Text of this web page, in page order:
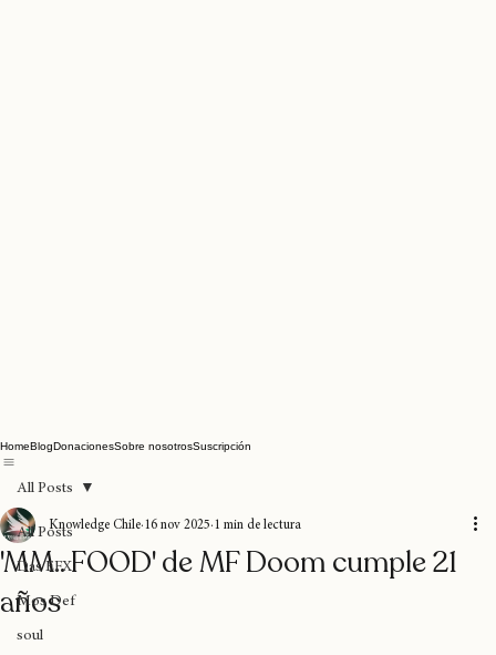
All Posts
Das EFX
Mos Def
All Posts
'MM.. FOOD' de MF Doom cumple 21
años
Knowledge Chile 16 nov 2025 1 min de lectura